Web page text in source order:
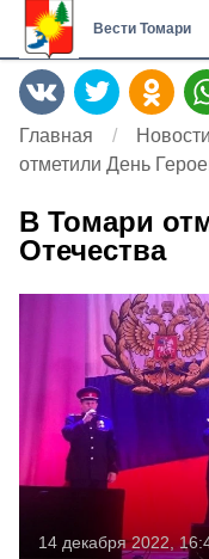
Вести Томари
Главная Новости
отметили День
В Томари
Отечества
14 декабря 2022,